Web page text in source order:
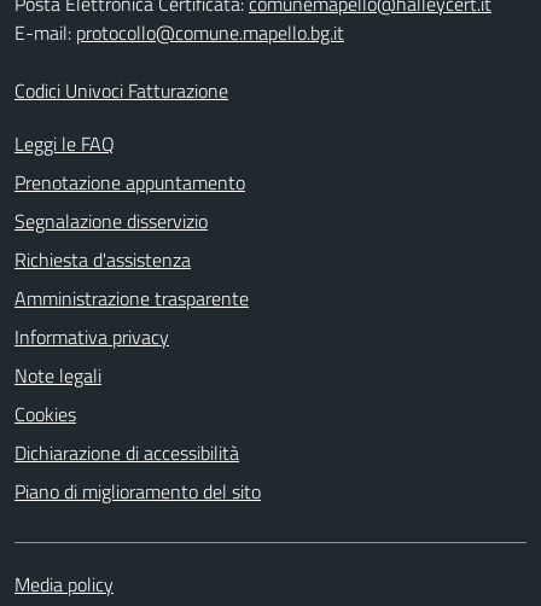
E-mail: protocollo@comune.mapello.bg.it
Codici Univoci Fatturazione
Leggi le FAQ
Prenotazione appuntamento
Segnalazione disservizio
Richiesta d'assistenza
Amministrazione trasparente
Informativa privacy
Note legali
Cookies
Dichiarazione di accessibilità
Piano di miglioramento del sito
Media policy